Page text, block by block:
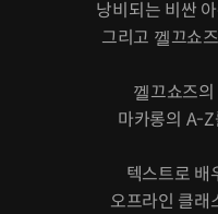
낭비되는 비싼
그리고 껠끄쇼
껠끄쇼즈
마카롱의 A-
텍스트로 배
오프라인 클래